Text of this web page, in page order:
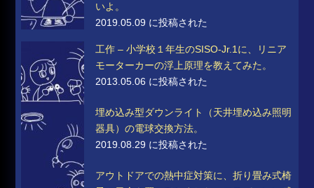
いよ。
2019.05.09 に投稿された
工作 – 小学校１年生のSISO-Jr.1に、リニア
モーターカーの浮上原理を教えてみた。
2013.05.06 に投稿された
埋め込み型ダウンライト（天井埋め込み照明
器具）の電球交換方法。
2019.08.29 に投稿された
アウトドアでの熱中症対策に、折り畳み式椅